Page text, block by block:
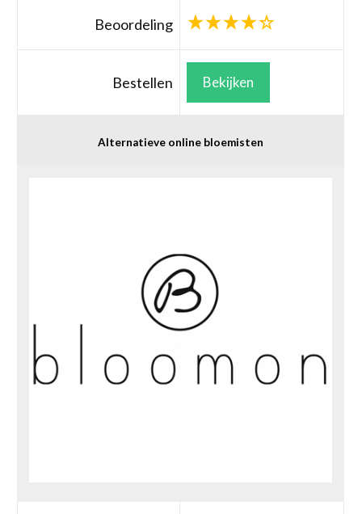
Beoordeling
Bestellen Bekijken
Alternatieve online bloemisten